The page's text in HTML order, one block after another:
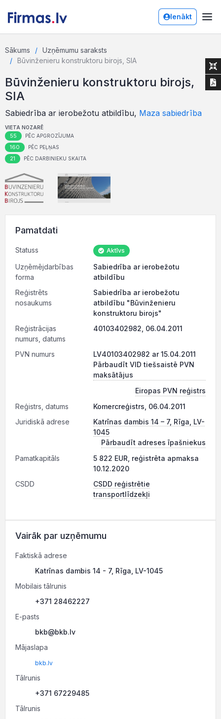
Ienākt
Sākums
Uzņēmumu saraksts
Būvinženieru konstruktoru birojs, SIA
Būvinženieru konstruktoru birojs,
SIA
Sabiedrība ar ierobežotu atbildību, Maza sabiedrība
VIETA NOZARĒ
55 PĒC APGROZĪJUMA
160 PĒC PEĻŅAS
21 PĒC DARBINIEKU SKAITA
Pamatdati
Statuss Aktīvs
Uzņēmējdarbības
forma
Sabiedrība ar ierobežotu
atbildību
Reģistrēts
nosaukums
Sabiedrība ar ierobežotu
atbildību "Būvinženieru
konstruktoru birojs"
Reģistrācijas
numurs, datums
40103402982, 06.04.2011
PVN numurs
LV40103402982 ar 15.04.2011
Pārbaudīt VID tiešsaistē PVN
maksātājus
Eiropas PVN reģistrs
Reģistrs, datums
Komercreģistrs, 06.04.2011
Juridiskā adrese
Katrīnas dambis 14 – 7, Rīga, LV-
1045
Pārbaudīt adreses īpašniekus
Pamatkapitāls
5 822 EUR, reģistrēta apmaksa
10.12.2020
CSDD
CSDD reģistrētie
transportlīdzekļi
Vairāk par uzņēmumu
Faktiskā adrese
Katrīnas dambis 14 - 7, Rīga, LV-1045
Mobilais tālrunis
+371 28462227
E-pasts
bkb@bkb.lv
Mājaslapa
bkb.lv
Tālrunis
+371 67229485
Tālrunis